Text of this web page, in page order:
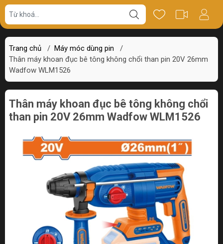
Trang chủ / Máy móc dùng pin
/
Thân máy khoan đục bê tông không chổi than pin 20V 26mm
Wadfow WLM1526
Giá bán Thông số Review
Thân máy khoan đục bê tông không chổi
than pin 20V 26mm Wadfow WLM1526